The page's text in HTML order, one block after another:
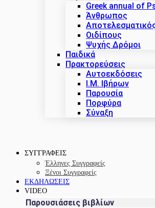
Greek annual of
Άνθρωπος
Οιδίπους
Ψυχής Δρόμοι
Παιδικά
Πρακτoρεύσεις
Αυτοεκδόσεις
Ι.Μ. Ιβήρων
Παρουσία
Πορφύρα
Σύναξη
ΣΥΓΓΡΑΦΕΙΣ
Έλληνες Συγγραφείς
Ξένοι Συγγραφείς
ΕΚΔΗΛΩΣΕΙΣ
VIDEO
Παρουσιάσεις βιβλίων